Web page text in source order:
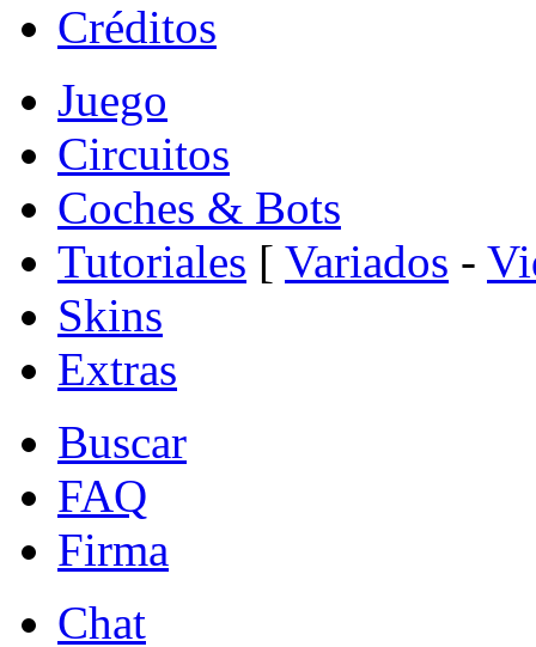
Créditos
Juego
Circuitos
Coches & Bots
Tutoriales [ Variados -
Skins
Extras
Buscar
FAQ
Firma
Chat